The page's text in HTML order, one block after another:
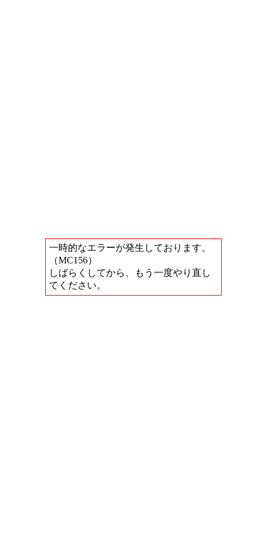
一時的なエラーが発生しております。
（MC156）
しばらくしてから、もう一度やり直し
てください。